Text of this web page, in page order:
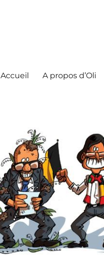
Accueil A propos d’Oli